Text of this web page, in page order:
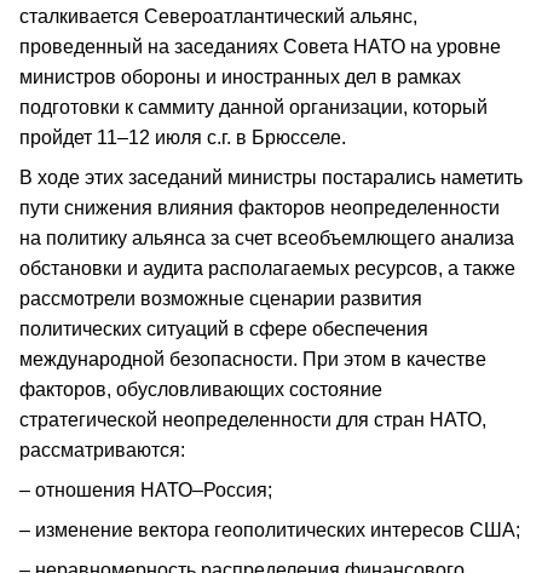
сталкивается Североатлантический альянс,
проведенный на заседаниях Совета НАТО на уровне
министров обороны и иностранных дел в рамках
подготовки к саммиту данной организации, который
пройдет 11–12 июля с.г. в Брюсселе.
В ходе этих заседаний министры постарались наметить
пути снижения влияния факторов неопределенности
на политику альянса за счет всеобъемлющего анализа
обстановки и аудита располагаемых ресурсов, а также
рассмотрели возможные сценарии развития
политических ситуаций в сфере обеспечения
международной безопасности. При этом в качестве
факторов, обусловливающих состояние
стратегической неопределенности для стран НАТО,
рассматриваются:
– отношения НАТО–Россия;
– изменение вектора геополитических интересов США;